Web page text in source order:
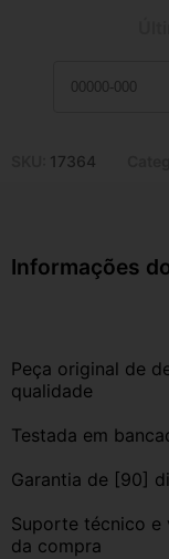
17364
Informações
Peça original de
qualidade
Testada em
Garantia de [90]
Suporte técnico e
da compra